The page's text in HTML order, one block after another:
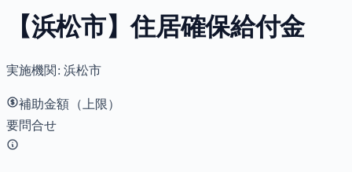
【浜松市】住居確保給付金
実施機関: 浜松市
補助金額（上限）
要問合せ